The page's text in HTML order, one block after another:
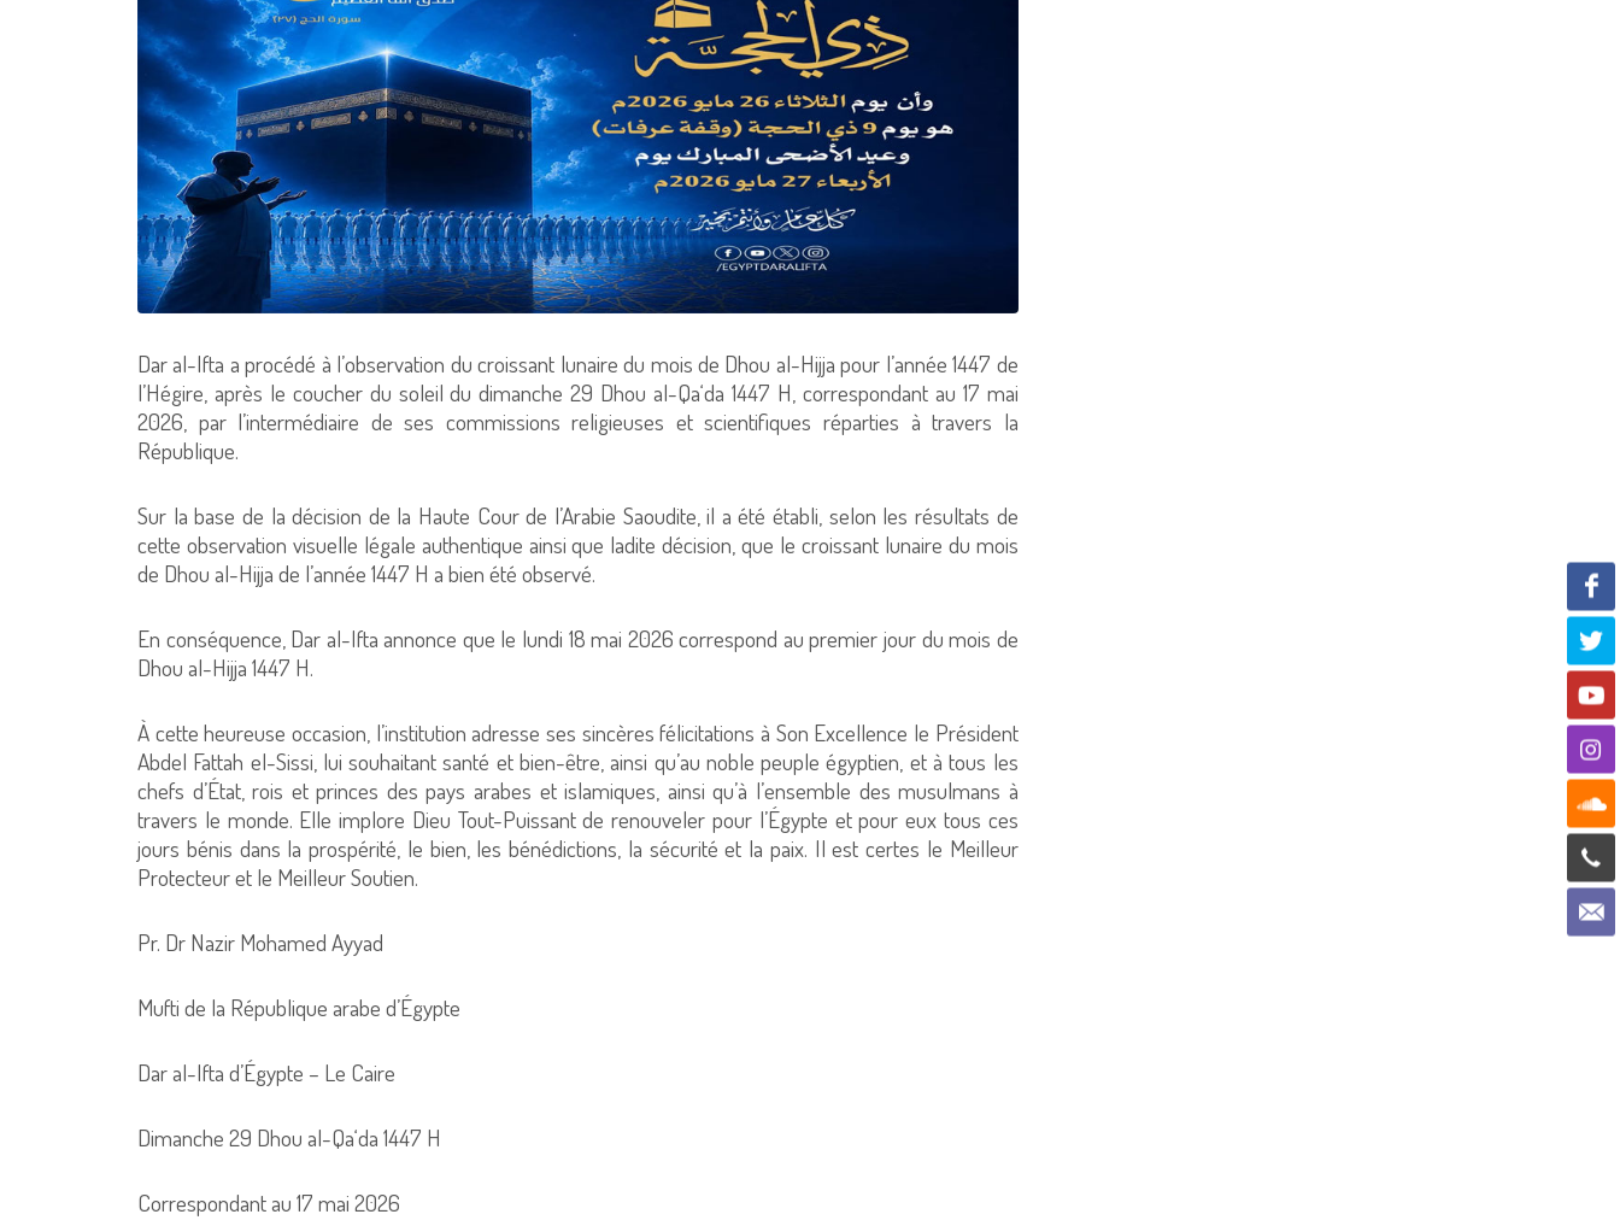
Dar al-Ifta a procédé à l’observation du croissant lunaire du mois de Dhou al-Hijja pour l’année 1447 de
l’Hégire, après le coucher du soleil du dimanche 29 Dhou al-Qa‘da 1447 H, correspondant au 17 mai
2026, par l’intermédiaire de ses commissions religieuses et scientifiques réparties à travers la
République.
Sur la base de la décision de la Haute Cour de l’Arabie Saoudite, il a été établi, selon les résultats de
cette observation visuelle légale authentique ainsi que ladite décision, que le croissant lunaire du mois
de Dhou al-Hijja de l’année 1447 H a bien été observé.
En conséquence, Dar al-Ifta annonce que le lundi 18 mai 2026 correspond au premier jour du mois de
Dhou al-Hijja 1447 H.
À cette heureuse occasion, l’institution adresse ses sincères félicitations à Son Excellence le Président
Abdel Fattah el-Sissi, lui souhaitant santé et bien-être, ainsi qu’au noble peuple égyptien, et à tous les
chefs d’État, rois et princes des pays arabes et islamiques, ainsi qu’à l’ensemble des musulmans à
travers le monde. Elle implore Dieu Tout-Puissant de renouveler pour l’Égypte et pour eux tous ces
jours bénis dans la prospérité, le bien, les bénédictions, la sécurité et la paix. Il est certes le Meilleur
Protecteur et le Meilleur Soutien.
Pr. Dr Nazir Mohamed Ayyad
Mufti de la République arabe d’Égypte
Dar al-Ifta d’Égypte – Le Caire
Dimanche 29 Dhou al-Qa‘da 1447 H
Correspondant au 17 mai 2026